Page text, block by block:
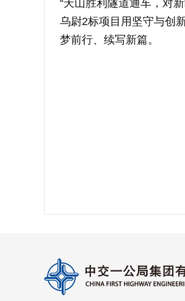
“天山胜利隧道通车，对
乌尉2标项目用坚守与创
梦前行、续写新篇。